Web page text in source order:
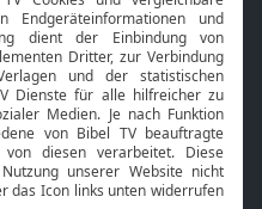
Smart TV
HbbTV
Bibelthek Online-Bibel
Nächster Gottesdienst
Service